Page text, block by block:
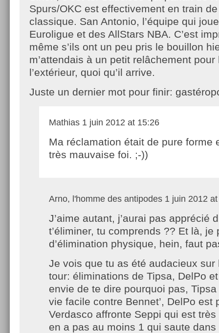
Spurs/OKC est effectivement en train
classique. San Antonio, l’équipe qui
Euroligue et des AllStars NBA. C’est
même s’ils ont un peu pris le bouillon
m’attendais à un petit relâchement
l’extérieur, quoi qu’il arrive.
Juste un dernier mot pour finir:
Mathias 1 juin 2012 at 15:26
Ma réclamation était de pure forme
très mauvaise foi. ;-))
Arno, l'homme des antipodes 1 juin 2012
J’aime autant, j’aurai pas apprécié
t’éliminer, tu comprends ?? Et là, je
d’élimination physique, hein, faut
Je vois que tu as été audacieux sur
tour: éliminations de Tipsa, DelPo
envie de te dire pourquoi pas,
vie facile contre Bennet’, DelPo est
Verdasco affronte Seppi qui est
en a pas au moins 1 qui saute